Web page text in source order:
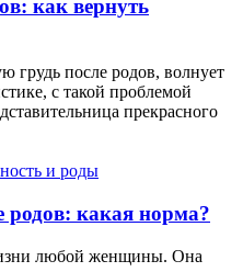
как вернуть
грудь после родов, волнует
с такой проблемой
прекрасного
и роды
родов: какая норма?
любой женщины. Она